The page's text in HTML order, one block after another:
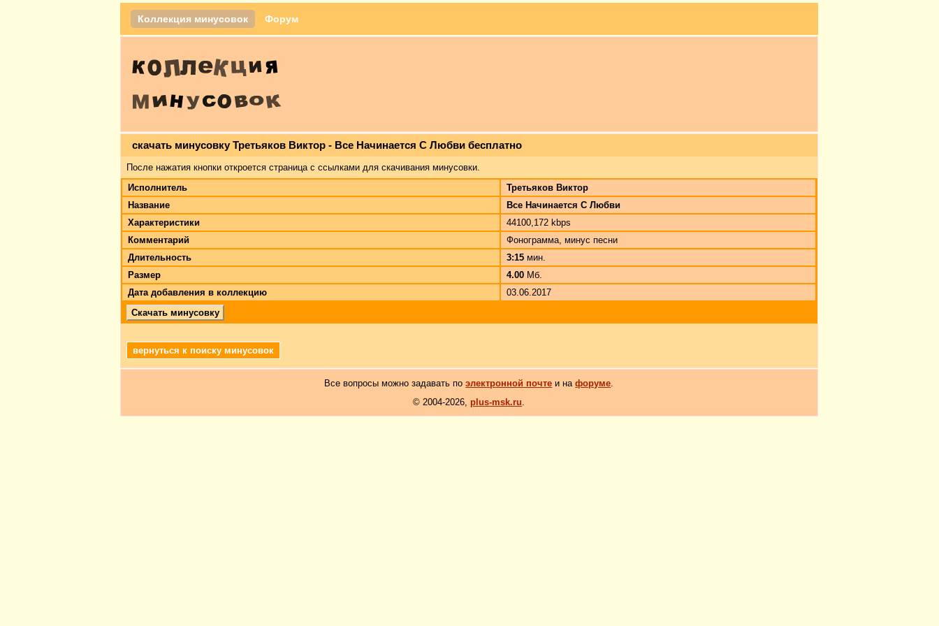
Коллекция минусовок Форум
скачать минусовку Третьяков Виктор - Все Начинается С Любви бесплатно
После нажатия кнопки откроется страница с ссылками для скачивания минусовки.
Исполнитель
Третьяков Виктор
Название
Все Начинается С Любви
Характеристики
44100,172 kbps
Комментарий
Фонограмма, минус песни
Длительность
3:15 мин.
Размер
4.00 Мб.
Дата добавления в коллекцию
03.06.2017
Скачать минусовку
вернуться к поиску минусовок
Все вопросы можно задавать поэлектронной почте и нафоруме.
© 2004-2026, plus-msk.ru.